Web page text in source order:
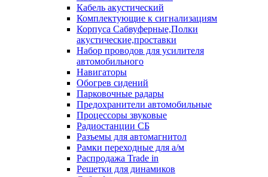
Кабель акустический
Комплектующие к сигнализациям
Корпуса Сабвуферные,Полки
акустические,проставки
Набор проводов для усилителя
автомобильного
Навигаторы
Обогрев сидений
Парковочные радары
Предохранители автомобильные
Процессоры звуковые
Радиостанции СБ
Разъемы для автомагнитол
Рамки переходные для а/м
Распродажа Trade in
Решетки для динамиков